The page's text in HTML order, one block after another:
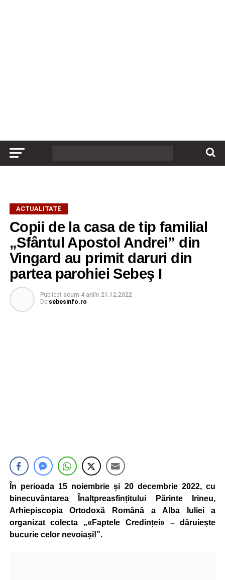
ACTUALITATE
Copii de la casa de tip familial
„Sfântul Apostol Andrei” din
Vingard au primit daruri din
partea parohiei Sebeş I
Publicat acum 4 aniîn 21.12.2022
De sebesinfo.ro
În perioada 15 noiembrie și 20 decembrie 2022, cu
binecuvântarea Înaltpreasfințitului Părinte Irineu,
Arhiepiscopia Ortodoxă Română a Alba Iuliei a
organizat colecta „«Faptele Credinței» – dăruiește
bucurie celor nevoiași!”.